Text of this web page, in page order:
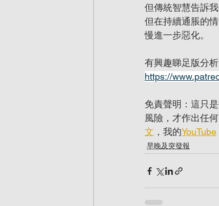
但傳統智慧告訴
但在持續通脹的
慢進一步惡化。
有興趣睇足版分
https://
免責聲明：這只
風險，才作出任
文 ，我的YouTube
早晚及突發報